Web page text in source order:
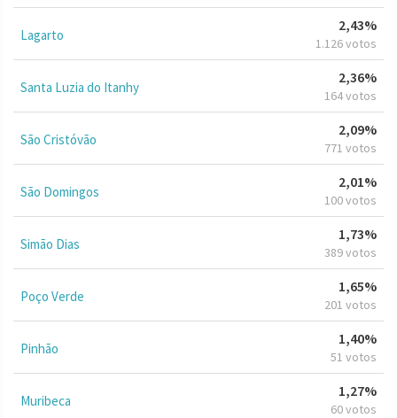
Lagarto
2,43%
1.126 votos
Santa Luzia do Itanhy
2,36%
164 votos
São Cristóvão
2,09%
771 votos
São Domingos
2,01%
100 votos
Simão Dias
1,73%
389 votos
Poço Verde
1,65%
201 votos
Pinhão
1,40%
51 votos
Muribeca
1,27%
60 votos